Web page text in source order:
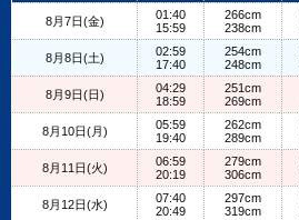
8月7日(金)
01:40
15:59
266cm
238cm
8月8日(土)
02:59
17:40
254cm
248cm
8月9日(日)
04:29
18:59
251cm
269cm
8月10日(月)
05:59
19:40
262cm
289cm
8月11日(火)
06:59
20:19
279cm
306cm
8月12日(水)
07:40
20:49
297cm
319cm